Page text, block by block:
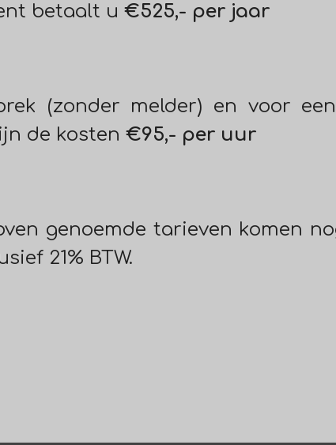
betaalt u €525,- per jaar
(zonder melder) en voor
de kosten €95,- per uur
genoemde tarieven komen
21% BTW.